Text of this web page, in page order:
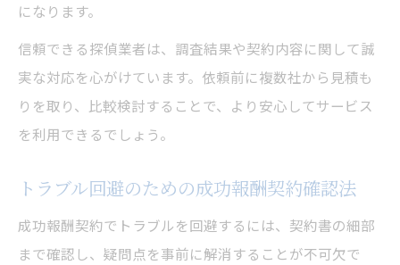
になります。
信頼できる探偵業者は、調査結果や契約内容に関して誠
実な対応を心がけています。依頼前に複数社から見積も
りを取り、比較検討することで、より安心してサービス
を利用できるでしょう。
トラブル回避のための成功報酬契約確認法
成功報酬契約でトラブルを回避するには、契約書の細部
まで確認し、疑問点を事前に解消することが不可欠で